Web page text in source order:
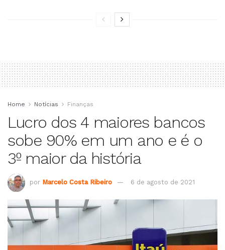
Home Notícias Finanças
Lucro dos 4 maiores bancos
sobe 90% em um ano e é o
3º maior da história
por Marcelo Costa Ribeiro 6 de agosto de 2021